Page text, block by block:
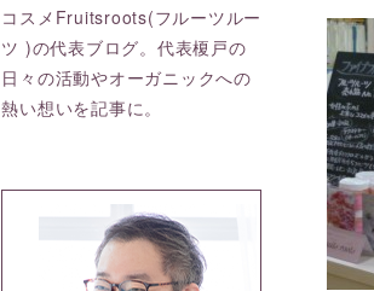
コスメFruitsroots(フルーツルー
ツ )の代表ブログ。代表榎戸の
日々の活動やオーガニックへの
熱い想いを記事に。